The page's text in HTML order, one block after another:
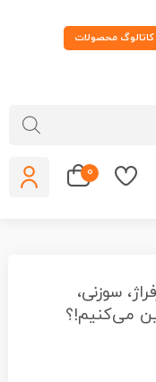
محصولات
سوزنی،
می‌کنیم!؟